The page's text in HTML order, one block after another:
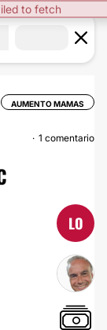
to fetch
AUMENTO MAMAS
1 comentario
LO